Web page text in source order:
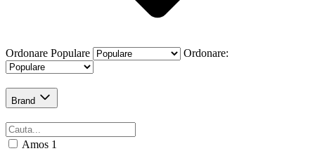
Ordonare Populare Ordonare:
Brand
Amos 1